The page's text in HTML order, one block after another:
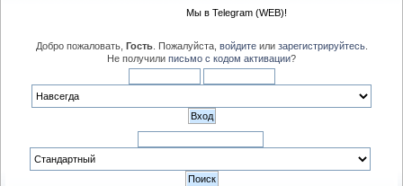
Мы в Telegram (WEB)!
Добро пожаловать, Гость. Пожалуйста, войдитеили зарегистрируйтесь.
Не получили письмо с кодом активации?